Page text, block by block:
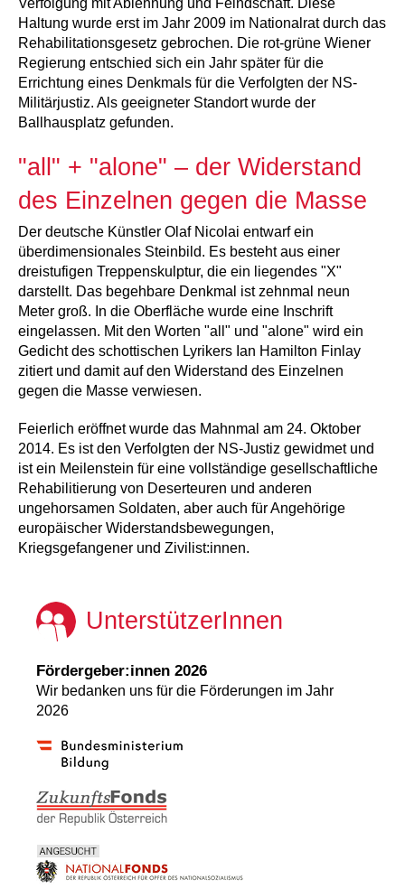
Verfolgung mit Ablehnung und Feindschaft. Diese
Haltung wurde erst im Jahr 2009 im Nationalrat durch das
Rehabilitationsgesetz gebrochen. Die rot-grüne Wiener
Regierung entschied sich ein Jahr später für die
Errichtung eines Denkmals für die Verfolgten der NS-
Militärjustiz. Als geeigneter Standort wurde der
Ballhausplatz gefunden.
"all" + "alone" – der Widerstand
des Einzelnen gegen die Masse
Der deutsche Künstler Olaf Nicolai entwarf ein
überdimensionales Steinbild. Es besteht aus einer
dreistufigen Treppenskulptur, die ein liegendes "X"
darstellt. Das begehbare Denkmal ist zehnmal neun
Meter groß. In die Oberfläche wurde eine Inschrift
eingelassen. Mit den Worten "all" und "alone" wird ein
Gedicht des schottischen Lyrikers Ian Hamilton Finlay
zitiert und damit auf den Widerstand des Einzelnen
gegen die Masse verwiesen.
Feierlich eröffnet wurde das Mahnmal am 24. Oktober
2014. Es ist den Verfolgten der NS-Justiz gewidmet und
ist ein Meilenstein für eine vollständige gesellschaftliche
Rehabilitierung von Deserteuren und anderen
ungehorsamen Soldaten, aber auch für Angehörige
europäischer Widerstandsbewegungen,
Kriegsgefangener und Zivilist:innen.
UnterstützerInnen
Fördergeber:innen 2026
Wir bedanken uns für die Förderungen im Jahr
2026